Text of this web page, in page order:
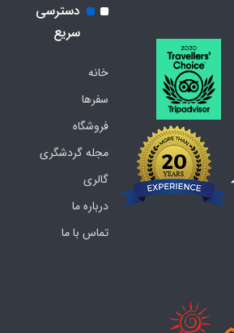
دسترسی
سریع
خانه
سفرها
فروشگاه
مجله گردشگری
گالری
درباره ما
تماس با ما